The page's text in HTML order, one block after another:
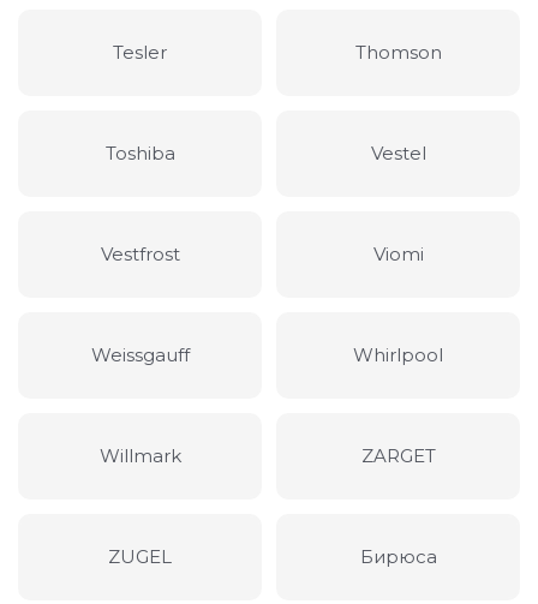
Tesler Thomson
Toshiba Vestel
Vestfrost Viomi
Weissgauff Whirlpool
Willmark ZARGET
ZUGEL Бирюса